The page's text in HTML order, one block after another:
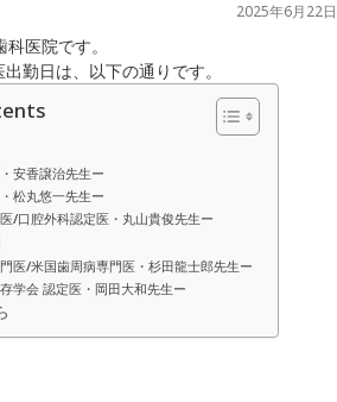
2025年6月22日
医院です。
勤日は、以下の通りです。
安香譲治先生ー
松丸悠一先生ー
/口腔外科認定医・丸山貴俊先生ー
医/米国歯周病専門医・杉田龍士郎先生ー
学会 認定医・岡田大和先生ー